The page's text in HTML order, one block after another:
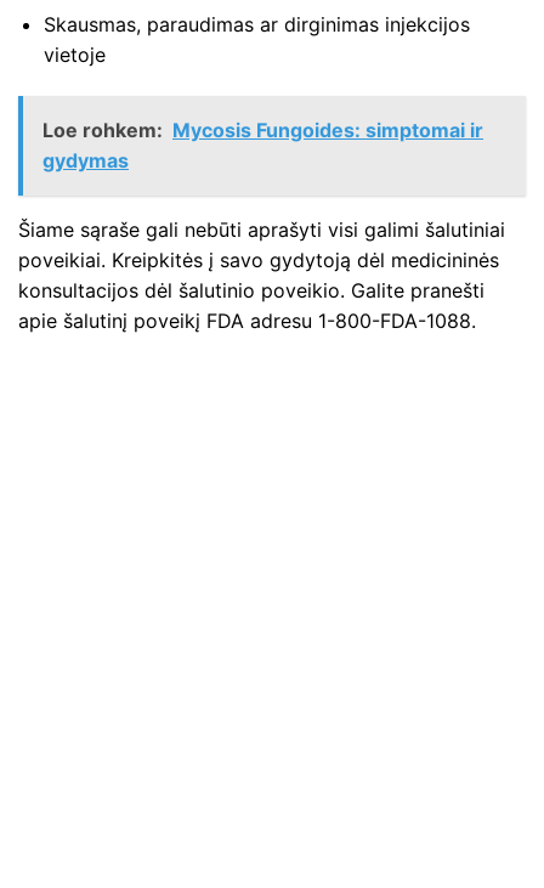
Skausmas, paraudimas ar dirginimas injekcijos
vietoje
Loe rohkem: Mycosis Fungoides: simptomai ir
gydymas
Šiame sąraše gali nebūti aprašyti visi galimi šalutiniai
poveikiai. Kreipkitės į savo gydytoją dėl medicininės
konsultacijos dėl šalutinio poveikio. Galite pranešti
apie šalutinį poveikį FDA adresu 1-800-FDA-1088.